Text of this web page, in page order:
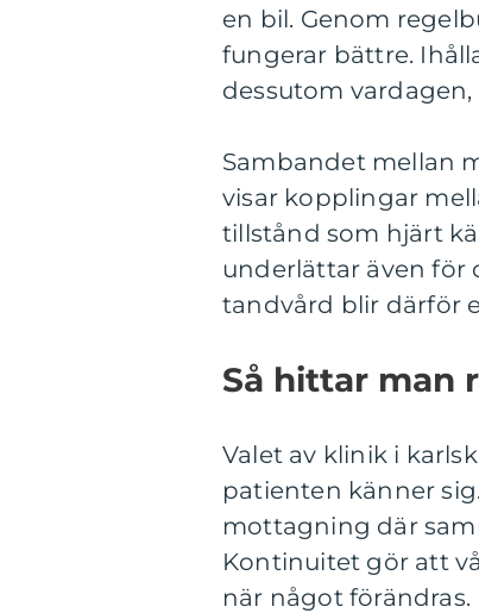
en bil. Genom
fungerar bättre.
dessutom
Sambandet mellan
visar kopplingar
tillstånd som hjärt
underlättar även för
tandvård blir därför
Så hittar man
Valet av klinik i
patienten känner
mottagning där
Kontinuitet gör att
när något förändras.